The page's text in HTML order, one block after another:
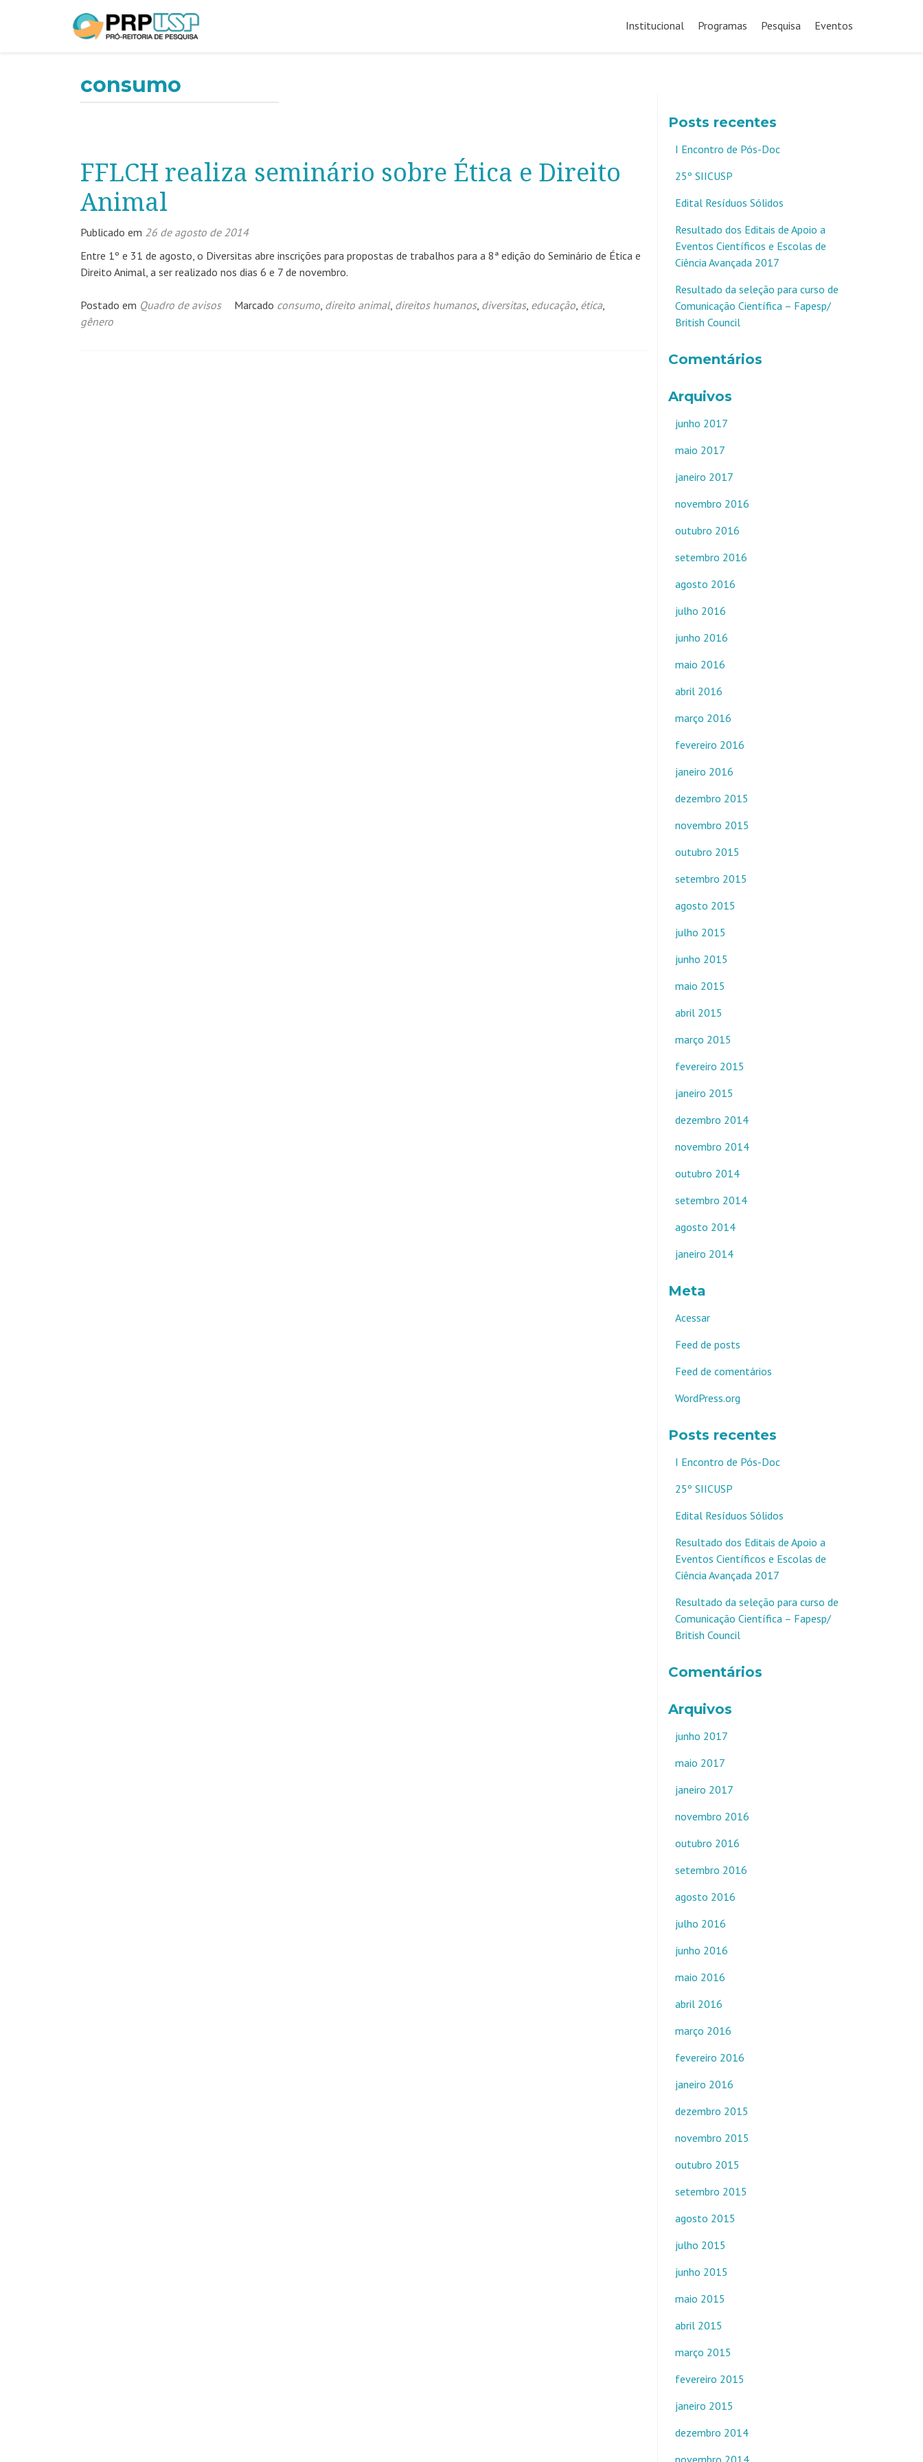
para
Institucional Programas Pesquisa Eventos
consumo
FFLCH realiza seminário sobre Ética e Direito
Animal
Publicado em 26 de agosto de 2014
Entre 1º e 31 de agosto, o Diversitas abre inscrições para propostas de trabalhos para a 8ª edição do Seminário de Ética e
Direito Animal, a ser realizado nos dias 6 e 7 de novembro.
Postado em Quadro de avisos Marcado consumo, direito animal, direitos humanos, diversitas, educação, ética,
gênero
Posts recentes
I Encontro de Pós-Doc
25º SIICUSP
Edital Resíduos Sólidos
Resultado dos Editais de Apoio a
Eventos Científicos e Escolas de
Ciência Avançada 2017
Resultado da seleção para curso de
Comunicação Científica – Fapesp/
British Council
Comentários
Arquivos
junho 2017
maio 2017
janeiro 2017
novembro 2016
outubro 2016
setembro 2016
agosto 2016
julho 2016
junho 2016
maio 2016
abril 2016
março 2016
fevereiro 2016
janeiro 2016
dezembro 2015
novembro 2015
outubro 2015
setembro 2015
agosto 2015
julho 2015
junho 2015
maio 2015
abril 2015
março 2015
fevereiro 2015
janeiro 2015
dezembro 2014
novembro 2014
outubro 2014
setembro 2014
agosto 2014
janeiro 2014
Meta
Acessar
Feed de posts
Feed de comentários
WordPress.org
Posts recentes
I Encontro de Pós-Doc
25º SIICUSP
Edital Resíduos Sólidos
Resultado dos Editais de Apoio a
Eventos Científicos e Escolas de
Ciência Avançada 2017
Resultado da seleção para curso de
Comunicação Científica – Fapesp/
British Council
Comentários
Arquivos
junho 2017
maio 2017
janeiro 2017
novembro 2016
outubro 2016
setembro 2016
agosto 2016
julho 2016
junho 2016
maio 2016
abril 2016
março 2016
fevereiro 2016
janeiro 2016
dezembro 2015
novembro 2015
outubro 2015
setembro 2015
agosto 2015
julho 2015
junho 2015
maio 2015
abril 2015
março 2015
fevereiro 2015
janeiro 2015
dezembro 2014
novembro 2014